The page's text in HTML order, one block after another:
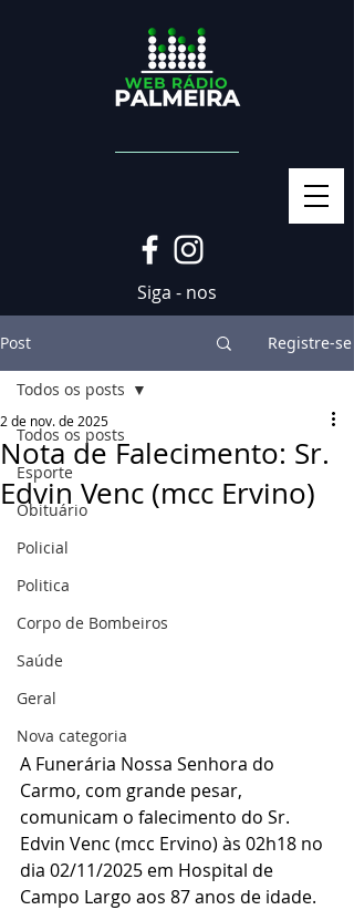
Siga - nos
Post Registre-se
Todos os posts
Esporte
Obituário
Policial
Politica
Corpo de Bombeiros
Saúde
Geral
Nova categoria
Todos os posts
Nota de Falecimento: Sr.
Edvin Venc (mcc Ervino)
2 de nov. de 2025
A Funerária Nossa Senhora do
Carmo, com grande pesar,
comunicam o falecimento do Sr.
Edvin Venc (mcc Ervino) às 02h18 no
dia 02/11/2025 em Hospital de
Campo Largo aos 87 anos de idade.